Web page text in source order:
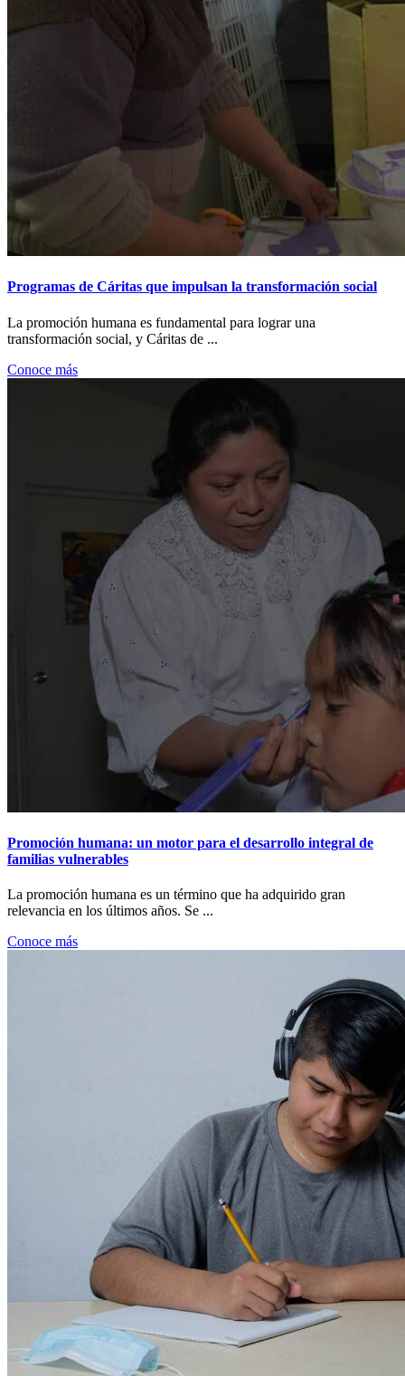
Programas de Cáritas que impulsan la transformación social
La promoción humana es fundamental para lograr una
transformación social, y Cáritas de ...
Conoce más
Promoción humana: un motor para el desarrollo integral de
familias vulnerables
La promoción humana es un término que ha adquirido gran
relevancia en los últimos años. Se ...
Conoce más